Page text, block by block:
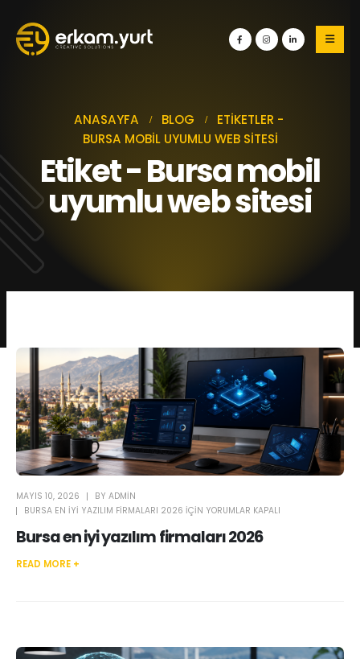
ANASAYFA BLOG
ETIKETLER -
BURSA MOBIL UYUMLU WEB SITESI
Etiket - Bursa mobil
uyumlu web sitesi
MAYIS 10, 2026 BY ADMIN
BURSA EN IYI YAZILIM FIRMALARI 2026 IÇIN YORUMLAR KAPALI
Bursa en iyi yazılım firmaları 2026
READ MORE +